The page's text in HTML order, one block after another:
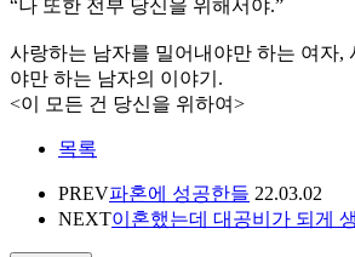
“나 또한 전부 당신을 위해서야.”
사랑하는 남자를 밀어내야만 하는 여자,
야만 하는 남자의 이야기.
<이 모든 건 당신을 위하여>
목록
PREV파혼에 성공한들 22.03.02
NEXT이혼했는데 대공비가 되게